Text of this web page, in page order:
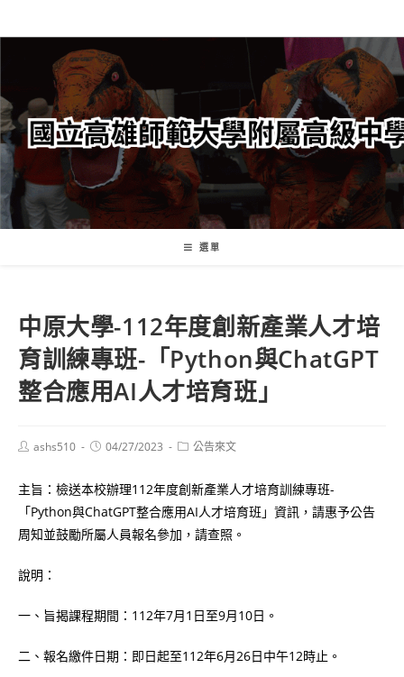
轉
要
內
容
選單
中原大學-112年度創新產業人才培
育訓練專班-「Python與ChatGPT
整合應用AI人才培育班」
Postashs510
Post04/27/2023
Post公告來文
主旨：檢送本校辦理112年度創新產業人才培育訓練專班-
「Python與ChatGPT整合應用AI人才培育班」資訊，請惠予公告
周知並鼓勵所屬人員報名參加，請查照。
說明：
一、旨揭課程期間：112年7月1日至9月10日。
二、報名繳件日期：即日起至112年6月26日中午12時止。